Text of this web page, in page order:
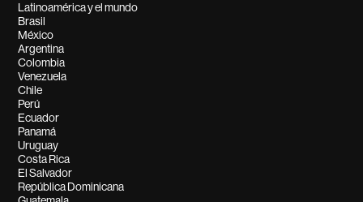
Latinoamérica y el mundo
Brasil
México
Argentina
Colombia
Venezuela
Chile
Perú
Ecuador
Panamá
Uruguay
Costa Rica
El Salvador
República Dominicana